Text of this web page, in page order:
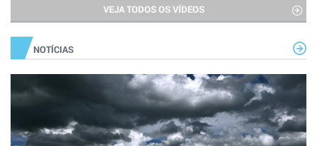
VEJA TODOS OS VÍDEOS
NOTÍCIAS